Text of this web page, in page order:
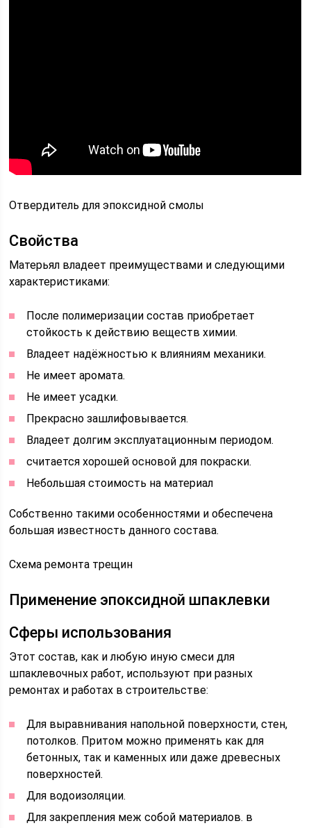
Отвердитель для эпоксидной смолы
Свойства
Матерьял владеет преимуществами и следующими
характеристиками:
После полимеризации состав приобретает
стойкость к действию веществ химии.
Владеет надёжностью к влияниям механики.
Не имеет аромата.
Не имеет усадки.
Прекрасно зашлифовывается.
Владеет долгим эксплуатационным периодом.
считается хорошей основой для покраски.
Небольшая стоимость на материал
Собственно такими особенностями и обеспечена
большая известность данного состава.
Схема ремонта трещин
Применение эпоксидной шпаклевки
Сферы использования
Этот состав, как и любую иную смеси для
шпаклевочных работ, используют при разных
ремонтах и работах в строительстве:
Для выравнивания напольной поверхности, стен,
потолков. Притом можно применять как для
бетонных, так и каменных или даже древесных
поверхностей.
Для водоизоляции.
Для закрепления меж собой материалов. в